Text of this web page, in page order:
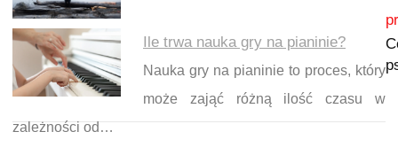
Ile trwa nauka gry na pianinie?
Nauka gry na pianinie to proces, który
może zająć różną ilość czasu w
zależności od…
Nawigacja wpisu